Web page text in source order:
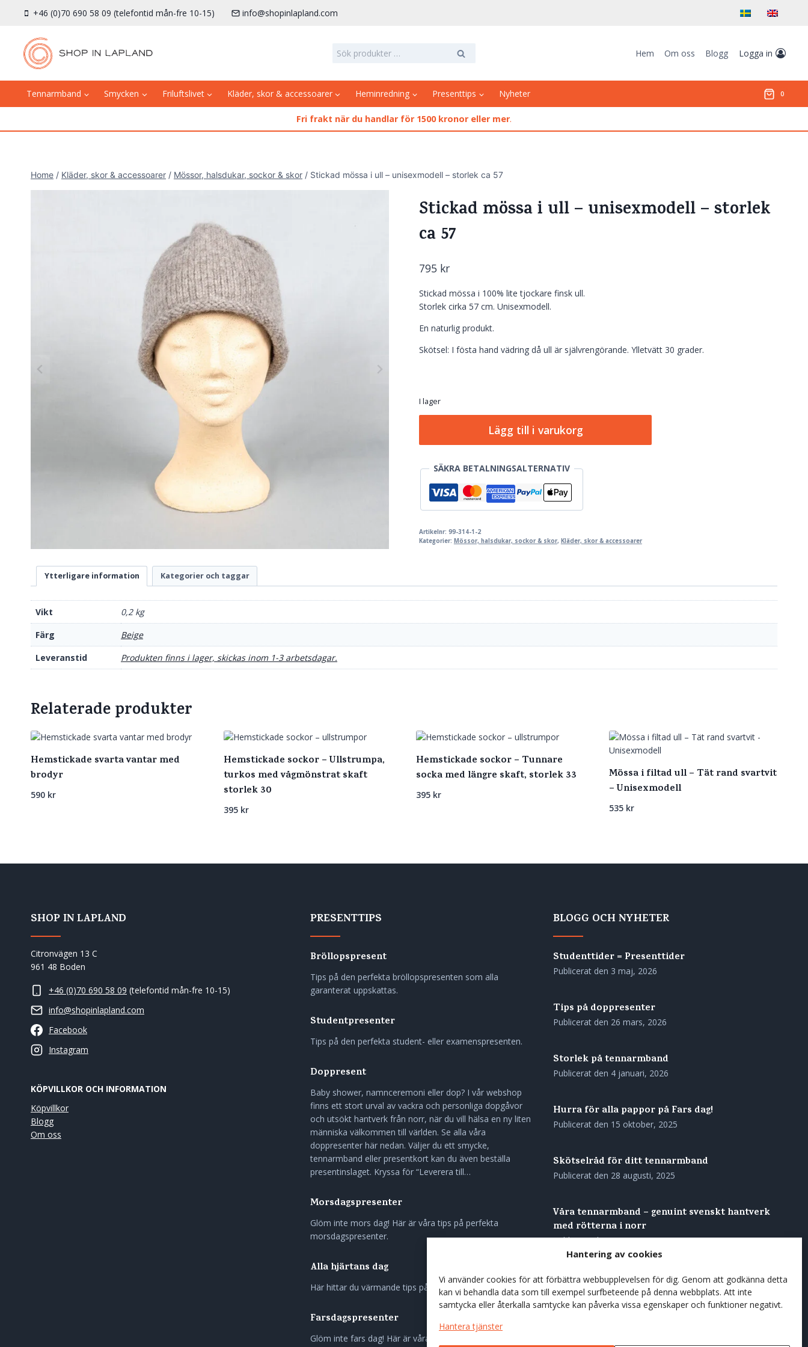
Hantering av cookies
Vi använder cookies för att förbättra webbupplevelsen för dig. Genom att godkänna detta
kan vi behandla data som till exempel surfbeteende på denna webbplats. Att inte
samtycka eller återkalla samtycke kan påverka vissa egenskaper och funktioner negativt.
Hantera tjänster
+46 (0)70 690 58 09 (telefontid mån-fre 10-15) info@shopinlapland.com
Sök
Sök Hem Om oss Blogg Logga in
Tennarmband Smycken Friluftslivet Kläder, skor & accessoarer Heminredning Presenttips Nyheter 0
Fri frakt när du handlar för 1500 kronor eller mer.
Home / Kläder, skor & accessoarer / Mössor, halsdukar, sockor & skor / Stickad mössa i ull – unisexmodell – storlek ca 57
Stickad mössa i ull – unisexmodell – storlek
ca 57
795 kr
Stickad mössa i 100% lite tjockare finsk ull.
Storlek cirka 57 cm. Unisexmodell.
En naturlig produkt.
Skötsel: I fösta hand vädring då ull är självrengörande. Ylletvätt 30 grader.
I lager
i
-
unisexmodell
storlek
ca
57
Lägg till i varukorg
SÄKRA BETALNINGSALTERNATIV
Artikelnr: 99-314-1-2
Kategorier: Mössor, halsdukar, sockor & skor, Kläder, skor & accessoarer
Ytterligare information Kategorier och taggar
Vikt
0,2 kg
Färg
Beige
Leveranstid
Produkten finns i lager, skickas inom 1-3 arbetsdagar.
Relaterade produkter
Hemstickade svarta vantar med
brodyr
590 kr
Hemstickade sockor – Ullstrumpa,
turkos med vågmönstrat skaft
storlek 30
395 kr
Hemstickade sockor – Tunnare
socka med längre skaft, storlek 33
395 kr
Mössa i filtad ull – Tät rand svartvit
– Unisexmodell
535 kr
SHOP IN LAPLAND
Citronvägen 13 C
961 48 Boden
+46 (0)70 690 58 09 (telefontid mån-fre 10-15)
info@shopinlapland.com
Facebook
Instagram
KÖPVILLKOR OCH INFORMATION
Köpvillkor
Blogg
Om oss
PRESENTTIPS
Bröllopspresent
Tips på den perfekta bröllopspresenten som alla
garanterat uppskattas.
Studentpresenter
Tips på den perfekta student- eller examenspresenten.
Doppresent
Baby shower, namnceremoni eller dop? I vår webshop
finns ett stort urval av vackra och personliga dopgåvor
och utsökt hantverk från norr, när du vill hälsa en ny liten
människa välkommen till världen. Se alla våra
doppresenter här nedan. Väljer du ett smycke,
tennarmband eller presentkort kan du även beställa
presentinslaget. Kryssa för “Leverera till…
Morsdagspresenter
Glöm inte mors dag! Här är våra tips på perfekta
morsdagspresenter.
Alla hjärtans dag
Här hittar du värmande tips på gåvor till nära och kära.
Farsdagspresenter
Glöm inte fars dag! Här är våra tips på perfekta
BLOGG OCH NYHETER
Studenttider = Presenttider
Publicerat den 3 maj, 2026
Tips på doppresenter
Publicerat den 26 mars, 2026
Storlek på tennarmband
Publicerat den 4 januari, 2026
Hurra för alla pappor på Fars dag!
Publicerat den 15 oktober, 2025
Skötselråd för ditt tennarmband
Publicerat den 28 augusti, 2025
Våra tennarmband – genuint svenskt hantverk
med rötterna i norr
Publicerat den27 augusti, 2025
Förgyll sommarens kaffestunder med en
träkåsa
Publicerat den7 juni, 2025